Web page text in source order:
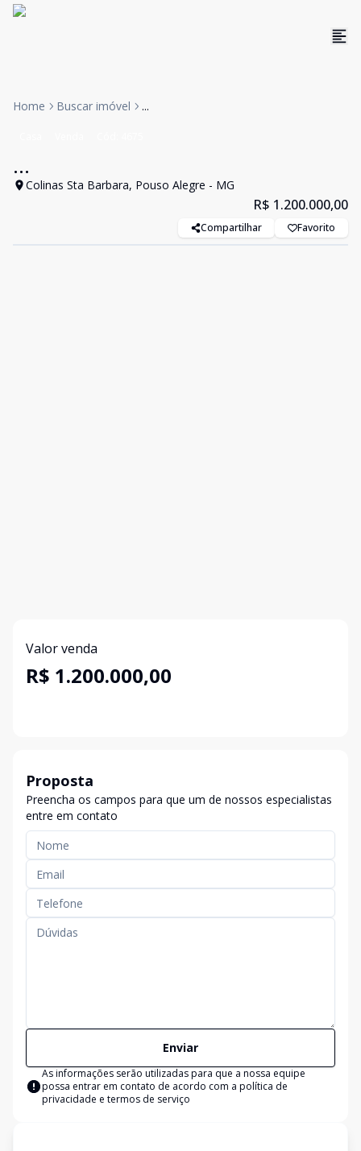
Home Buscar imóvel ...
...
Colinas Sta Barbara, Pouso Alegre - MG
R$ 1.200.000,00
Compartilhar Favorito
Valor venda
R$ 1.200.000,00
Proposta
Preencha os campos para que um de nossos especialistas
entre em contato
Enviar
As informações serão utilizadas para que a nossa equipe
possa entrar em contato de acordo com a política de
privacidade e termos de serviço